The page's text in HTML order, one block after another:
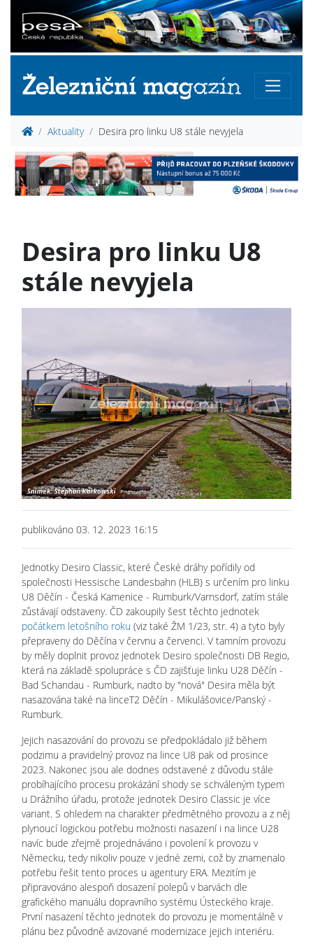
Aktuality Desira pro linku U8 stále nevyjela
Desira pro linku U8
stále nevyjela
publikováno 03. 12. 2023 16:15
Jednotky Desiro Classic, které České dráhy pořídily od
společnosti Hessische Landesbahn (HLB) s určením pro linku
U8 Děčín - Česká Kamenice - Rumburk/Varnsdorf, zatím stále
zůstávají odstaveny. ČD zakoupily šest těchto jednotek
počátkem letošního roku (viz také ŽM 1/23, str. 4) a tyto byly
přepraveny do Děčína v červnu a červenci. V tamním provozu
by měly doplnit provoz jednotek Desiro společnosti DB Regio,
která na základě spolupráce s ČD zajišťuje linku U28 Děčín -
Bad Schandau - Rumburk, nadto by "nová" Desira měla být
nasazována také na linceT2 Děčín - Mikulášovice/Panský -
Rumburk.
Jejich nasazování do provozu se předpokládalo již během
podzimu a pravidelný provoz na lince U8 pak od prosince
2023. Nakonec jsou ale dodnes odstavené z důvodu stále
probíhajícího procesu prokázání shody se schváleným typem
u Drážního úřadu, protože jednotek Desiro Classic je více
variant. S ohledem na charakter předmětného provozu a z něj
plynoucí logickou potřebu možnosti nasazení i na lince U28
navíc bude zřejmě projednáváno i povolení k provozu v
Německu, tedy nikoliv pouze v jedné zemi, což by znamenalo
potřebu řešit tento proces u agentury ERA. Mezitím je
připravováno alespoň dosazení polepů v barvách dle
grafického manuálu dopravního systému Ústeckého kraje.
První nasazení těchto jednotek do provozu je momentálně v
plánu bez původně avizované modernizace jejich interiéru.